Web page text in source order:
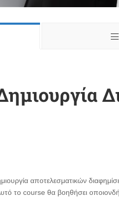
αποτελεσματικών
το course θα βοηθήσει